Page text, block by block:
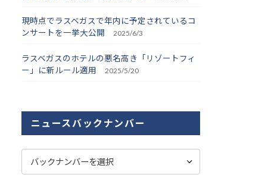
現時点でラスベガスで年内に予定されているコ
ンサートを一挙大公開
2025/6/3
ラスベガスのホテルの悪名高き「リゾートフィ
ー」に新ルール適用
2025/5/20
ニュースバックナンバー